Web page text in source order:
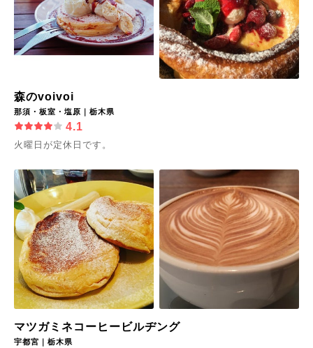
森のvoivoi
那須・板室・塩原｜栃木県
4.1
火曜日が定休日です。
マツガミネコーヒービルヂング
宇都宮｜栃木県